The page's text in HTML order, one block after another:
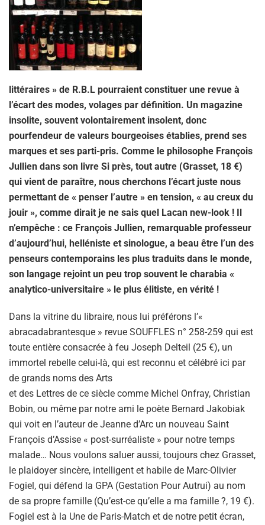
littéraires » de R.B.L pourraient constituer une revue à
l’écart des modes, volages par définition. Un magazine
insolite, souvent volontairement insolent, donc
pourfendeur de valeurs bourgeoises établies, prend ses
marques et ses parti-pris. Comme le philosophe François
Jullien dans son livre Si près, tout autre (Grasset, 18 €)
qui vient de paraître, nous cherchons l’écart juste nous
permettant de « penser l’autre » en tension, « au creux du
jouir », comme dirait je ne sais quel Lacan new-look ! Il
n’empêche : ce François Jullien, remarquable professeur
d’aujourd’hui, helléniste et sinologue, a beau être l’un des
penseurs contemporains les plus traduits dans le monde,
son langage rejoint un peu trop souvent le charabia «
analytico-universitaire » le plus élitiste, en vérité !
Dans la vitrine du libraire, nous lui préférons l’«
abracadabrantesque » revue SOUFFLES n° 258-259 qui est
toute entière consacrée à feu Joseph Delteil (25 €), un
immortel rebelle celui-là, qui est reconnu et célébré ici par
de grands noms des Arts
et des Lettres de ce siècle comme Michel Onfray, Christian
Bobin, ou même par notre ami le poète Bernard Jakobiak
qui voit en l’auteur de Jeanne d’Arc un nouveau Saint
François d’Assise « post-surréaliste » pour notre temps
malade… Nous voulons saluer aussi, toujours chez Grasset,
le plaidoyer sincère, intelligent et habile de Marc-Olivier
Fogiel, qui défend la GPA (Gestation Pour Autrui) au nom
de sa propre famille (Qu’est-ce qu’elle a ma famille ?, 19 €).
Fogiel est à la Une de Paris-Match et de notre petit écran,